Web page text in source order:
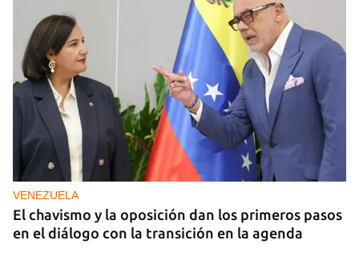
VENEZUELA
El chavismo y la oposición dan los primeros pasos
en el diálogo con la transición en la agenda